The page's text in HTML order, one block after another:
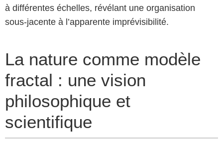
à différentes échelles, révélant une organisation
sous-jacente à l’apparente imprévisibilité.
La nature comme modèle
fractal : une vision
philosophique et
scientifique